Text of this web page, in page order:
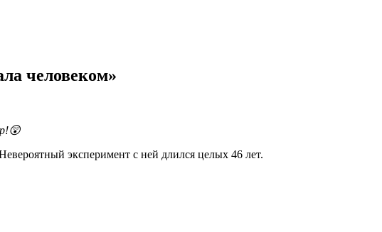
человеком»
эксперимент с ней длился целых 46 лет.